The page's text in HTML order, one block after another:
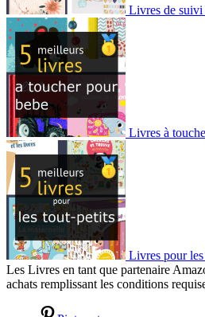
Livres de suivi
Livres à
Livres pour
Les Livres en tant que partenaire
achats remplissant les conditions